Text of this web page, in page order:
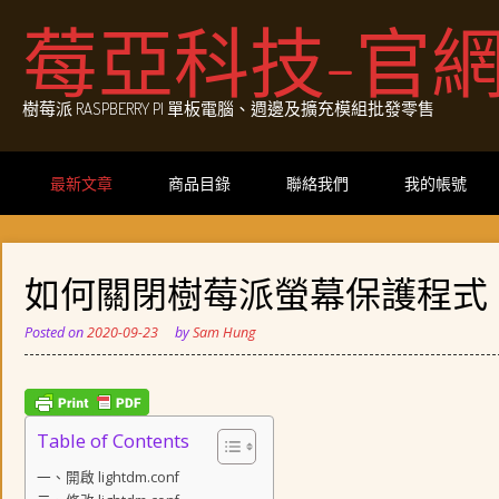
content莓亞科技-官
樹莓派 RASPBERRY PI 單板電腦、週邊及擴充模組批發零售
最新文章 商品目錄 聯絡我們 我的帳號
如何關閉樹莓派螢幕保護程式
Posted on2020-09-23 bySam Hung
Table of Contents
一、開啟 lightdm.conf